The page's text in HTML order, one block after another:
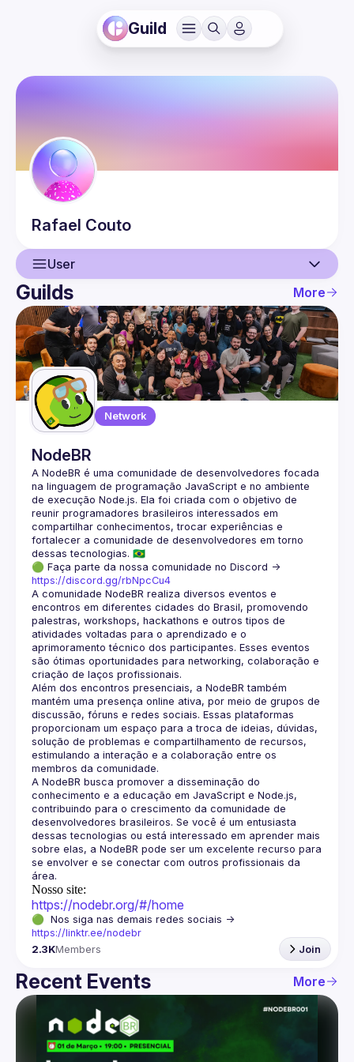
Guild
Rafael Couto
User
User
Events
Guilds
Guilds More
Network
NodeBR
A NodeBR é uma comunidade de desenvolvedores focada
na linguagem de programação JavaScript e no ambiente
de execução Node.js. Ela foi criada com o objetivo de
reunir programadores brasileiros interessados em
compartilhar conhecimentos, trocar experiências e
fortalecer a comunidade de desenvolvedores em torno
🟢 Faça parte da nossa comunidade no Discord ->
https://discord.gg/rbNpcCu4
A comunidade NodeBR realiza diversos eventos e
encontros em diferentes cidades do Brasil, promovendo
palestras, workshops, hackathons e outros tipos de
atividades voltadas para o aprendizado e o
aprimoramento técnico dos participantes. Esses eventos
são ótimas oportunidades para networking, colaboração e
Além dos encontros presenciais, a NodeBR também
mantém uma presença online ativa, por meio de grupos de
discussão, fóruns e redes sociais. Essas plataformas
proporcionam um espaço para a troca de ideias, dúvidas,
solução de problemas e compartilhamento de recursos,
estimulando a interação e a colaboração entre os
A NodeBR busca promover a disseminação do
conhecimento e a educação em JavaScript e Node.js,
contribuindo para o crescimento da comunidade de
desenvolvedores brasileiros. Se você é um entusiasta
dessas tecnologias ou está interessado em aprender mais
sobre elas, a NodeBR pode ser um excelente recurso para
se envolver e se conectar com outros profissionais da
Nosso site:
https://nodebr.org/#/home
https://linktr.ee/nodebr
2.3KMembers Join
Recent Events More